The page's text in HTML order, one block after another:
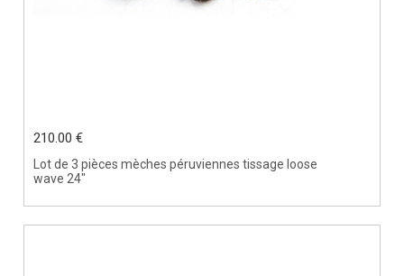
Lot de 3 pièces mèches péruviennes tissage loose
wave 24"
210.00 €